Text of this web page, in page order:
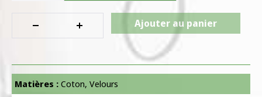
Ajouter au panier
Matières : Coton, Velours